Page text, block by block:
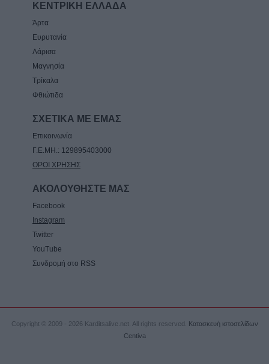
ΚΕΝΤΡΙΚΗ ΕΛΛΑΔΑ
Άρτα
Ευρυτανία
Λάρισα
Μαγνησία
Τρίκαλα
Φθιώτιδα
ΣΧΕΤΙΚΑ ΜΕ ΕΜΑΣ
Επικοινωνία
Γ.Ε.ΜΗ.: 129895403000
ΟΡΟΙ ΧΡΗΣΗΣ
ΑΚΟΛΟΥΘΗΣΤΕ ΜΑΣ
Facebook
Instagram
Twitter
YouTube
Συνδρομή στο RSS
Copyright © 2009 - 2026 Karditsalive.net. All rights reserved.
Κατασκευή ιστοσελίδων
Centiva